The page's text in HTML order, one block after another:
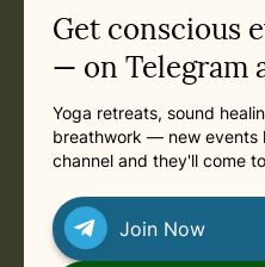
Monday, August 17, 2026
Monday, August 24, 2026
Monday, August 31, 2026
Previous: Monday, August
Next: Monday, August 17,
Get conscious
— on Telegram
Yoga retreats, sound
breathwork — new events
channel and they'll come
Join Now